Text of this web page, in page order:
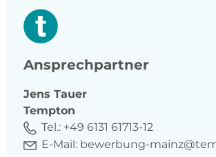
Ansprechpartner
Jens Tauer
Tempton
Tel.: +49 6131 61713-12
E-Mail: bewerbung-